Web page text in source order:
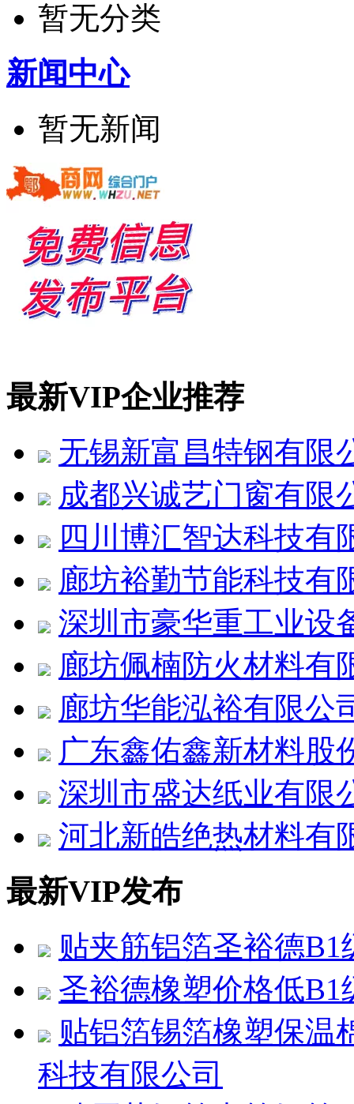
暂无分类
新闻中心
暂无新闻
最新VIP企业推荐
无锡新富昌特钢有限
成都兴诚艺门窗有限
四川博汇智达科技有
廊坊裕勤节能科技有
深圳市豪华重工业设
廊坊佩楠防火材料有
廊坊华能泓裕有限公
广东鑫佑鑫新材料股
深圳市盛达纸业有限
河北新皓绝热材料有
最新VIP发布
贴夹筋铝箔圣裕德B1
圣裕德橡塑价格低
贴铝箔锡箔橡塑保温
科技有限公司